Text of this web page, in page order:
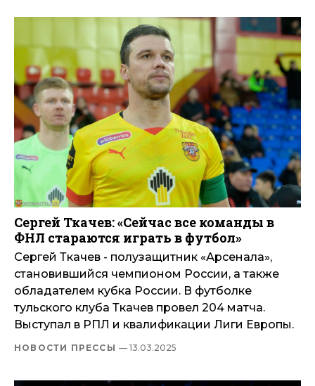
Сергей Ткачев: «Сейчас все команды в
ФНЛ стараются играть в футбол»
Сергей Ткачев - полузащитник «Арсенала»,
становившийся чемпионом России, а также
обладателем кубка России. В футболке
тульского клуба Ткачев провел 204 матча.
Выступал в РПЛ и квалификации Лиги Европы.
НОВОСТИ ПРЕССЫ — 13.03.2025